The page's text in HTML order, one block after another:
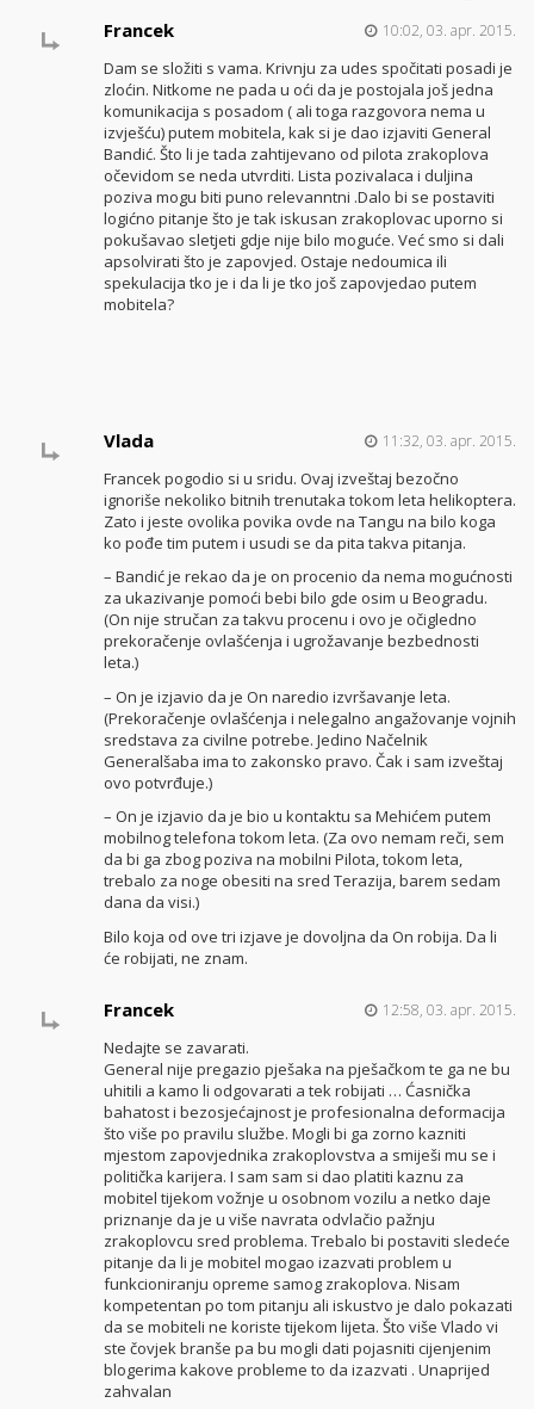
Francek
10:02, 03. apr. 2015.
Dam se složiti s vama. Krivnju za udes spočitati posadi je
zloćin. Nitkome ne pada u oći da je postojala još jedna
komunikacija s posadom ( ali toga razgovora nema u
izvješću) putem mobitela, kak si je dao izjaviti General
Bandić. Što li je tada zahtijevano od pilota zrakoplova
očevidom se neda utvrditi. Lista pozivalaca i duljina
poziva mogu biti puno relevanntni .Dalo bi se postaviti
logićno pitanje što je tak iskusan zrakoplovac uporno si
pokušavao sletjeti gdje nije bilo moguće. Već smo si dali
apsolvirati što je zapovjed. Ostaje nedoumica ili
spekulacija tko je i da li je tko još zapovjedao putem
mobitela?
Vlada 11:32, 03. apr. 2015.
Francek pogodio si u sridu. Ovaj izveštaj bezočno
ignoriše nekoliko bitnih trenutaka tokom leta helikoptera.
Zato i jeste ovolika povika ovde na Tangu na bilo koga
ko pođe tim putem i usudi se da pita takva pitanja.
– Bandić je rekao da je on procenio da nema mogućnosti
za ukazivanje pomoći bebi bilo gde osim u Beogradu.
(On nije stručan za takvu procenu i ovo je očigledno
prekoračenje ovlašćenja i ugrožavanje bezbednosti
leta.)
– On je izjavio da je On naredio izvršavanje leta.
(Prekoračenje ovlašćenja i nelegalno angažovanje vojnih
sredstava za civilne potrebe. Jedino Načelnik
Generalšaba ima to zakonsko pravo. Čak i sam izveštaj
ovo potvrđuje.)
– On je izjavio da je bio u kontaktu sa Mehićem putem
mobilnog telefona tokom leta. (Za ovo nemam reči, sem
da bi ga zbog poziva na mobilni Pilota, tokom leta,
trebalo za noge obesiti na sred Terazija, barem sedam
dana da visi.)
Bilo koja od ove tri izjave je dovoljna da On robija. Da li
će robijati, ne znam.
Francek 12:58, 03. apr. 2015.
Nedajte se zavarati.
General nije pregazio pješaka na pješačkom te ga ne bu
uhitili a kamo li odgovarati a tek robijati … Ćasnička
bahatost i bezosjećajnost je profesionalna deformacija
što više po pravilu službe. Mogli bi ga zorno kazniti
mjestom zapovjednika zrakoplovstva a smiješi mu se i
politička karijera. I sam sam si dao platiti kaznu za
mobitel tijekom vožnje u osobnom vozilu a netko daje
priznanje da je u više navrata odvlačio pažnju
zrakoplovcu sred problema. Trebalo bi postaviti sledeće
pitanje da li je mobitel mogao izazvati problem u
funkcioniranju opreme samog zrakoplova. Nisam
kompetentan po tom pitanju ali iskustvo je dalo pokazati
da se mobiteli ne koriste tijekom lijeta. Što više Vlado vi
ste čovjek branše pa bu mogli dati pojasniti cijenjenim
blogerima kakove probleme to da izazvati . Unaprijed
zahvalan